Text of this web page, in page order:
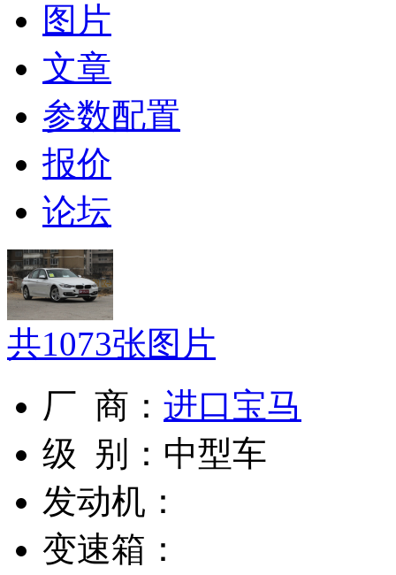
图片
文章
参数配置
报价
论坛
共1073张图片
厂 商： 进口宝马
级 别： 中型车
发动机：
变速箱：